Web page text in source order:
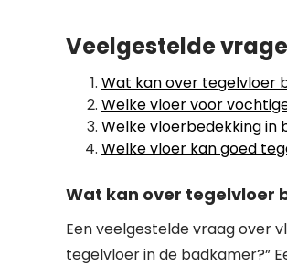
Veelgestelde
Wat kan over tegelvloer
Welke vloer voor
Welke vloerbedekking in
Welke vloer kan goed
Wat kan over tegelvloer
Een veelgestelde vraag over
tegelvloer in de badkamer?”